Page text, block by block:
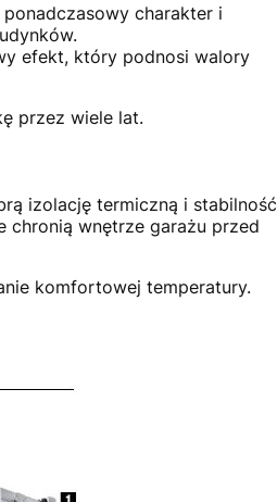
charakter i
efekt, który podnosi walory
przez wiele lat.
izolację termiczną i stabilność
chronią wnętrze garażu przed
komfortowej temperatury.